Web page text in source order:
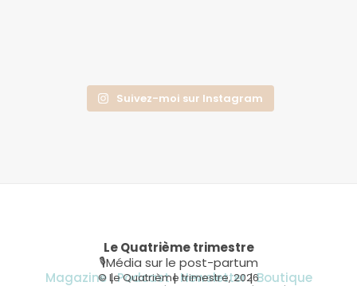
Suivez-moi sur Instagram
Le Quatrième trimestre
🎙Média sur le post-partum
Magazine|Podcast|Newsletter|Boutique
© Le Quatrième trimestre, 2026